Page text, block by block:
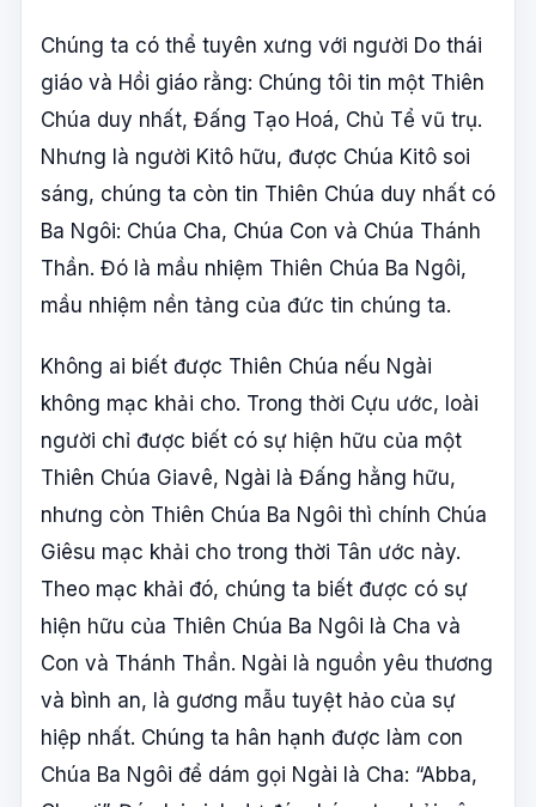
Chúng ta có thể tuyên xưng với người Do thái
giáo và Hồi giáo rằng: Chúng tôi tin một Thiên
Chúa duy nhất, Đấng Tạo Hoá, Chủ Tể vũ trụ.
Nhưng là người Kitô hữu, được Chúa Kitô soi
sáng, chúng ta còn tin Thiên Chúa duy nhất có
Ba Ngôi: Chúa Cha, Chúa Con và Chúa Thánh
Thần. Đó là mầu nhiệm Thiên Chúa Ba Ngôi,
mầu nhiệm nền tảng của đức tin chúng ta.
Không ai biết được Thiên Chúa nếu Ngài
không mạc khải cho. Trong thời Cựu ước, loài
người chỉ được biết có sự hiện hữu của một
Thiên Chúa Giavê, Ngài là Đấng hằng hữu,
nhưng còn Thiên Chúa Ba Ngôi thì chính Chúa
Giêsu mạc khải cho trong thời Tân ước này.
Theo mạc khải đó, chúng ta biết được có sự
hiện hữu của Thiên Chúa Ba Ngôi là Cha và
Con và Thánh Thần. Ngài là nguồn yêu thương
và bình an, là gương mẫu tuyệt hảo của sự
hiệp nhất. Chúng ta hân hạnh được làm con
Chúa Ba Ngôi để dám gọi Ngài là Cha: “Abba,